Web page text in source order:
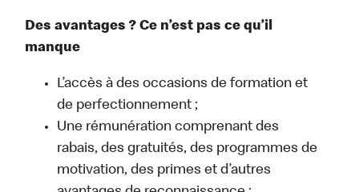
Des avantages ? Ce n’est pas ce qu’il
manque
L’accès à des occasions de formation et
de perfectionnement ;
Une rémunération comprenant des
rabais, des gratuités, des programmes de
motivation, des primes et d’autres